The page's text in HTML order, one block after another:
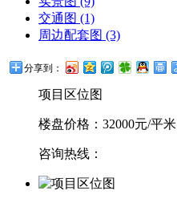
交通图 (1)
周边配套图 (3)
分享到：
项目区位图
楼盘价格：32000元/平米
咨询热线：